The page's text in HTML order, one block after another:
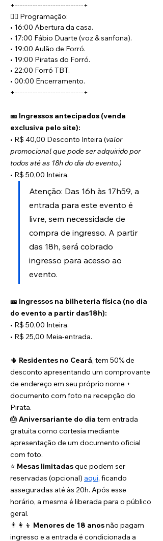
+---------------------------+
🏴‍☠️ Programação:
• 16:00 Abertura da casa.
• 17:00 Fábio Duarte (voz & sanfona).
• 19:00 Aulão de Forró.
• 19:00 Piratas do Forró.
• 22:00 Forró TBT.
• 00:00 Encerramento.
+---------------------------+
🎫 Ingressos antecipados (venda
exclusiva pelo site):
• R$ 40,00 Desconto Inteira (valor
promocional que pode ser adquirido por
todos até as 18h do dia do evento.)
• R$ 50,00 Inteira.
Atenção: Das 16h às 17h59, a
entrada para este evento é
livre, sem necessidade de
compra de ingresso. A partir
das 18h, será cobrado
ingresso para acesso ao
evento.
🎫 Ingressos na bilheteria física (no dia
do evento a partir das18h):
• R$ 50,00 Inteira.
• R$ 25,00 Meia-entrada.
🌵 Residentes no Ceará, tem 50% de
desconto apresentando um comprovante
de endereço em seu próprio nome +
documento com foto na recepção do
Pirata.
🎂 Aniversariante do dia tem entrada
gratuita como cortesia mediante
apresentação de um documento oficial
com foto.
⭐️ Mesas limitadas que podem ser
reservadas (opcional) aqui, ficando
asseguradas até às 20h. Após esse
horário, a mesma é liberada para o público
geral.
👨‍👩‍👦 Menores de 18 anos não pagam
ingresso e a entrada é condicionada a